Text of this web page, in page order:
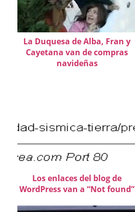
La Duquesa de Alba, Fran y
Cayetana van de compras
navideñas
Los enlaces del blog de
WordPress van a “Not found”